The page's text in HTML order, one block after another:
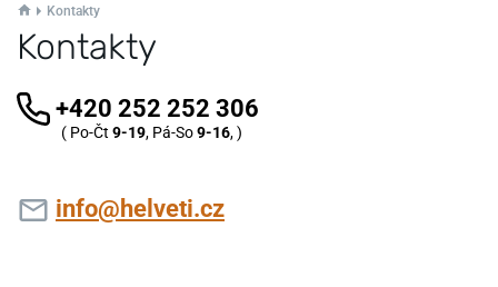
Kontakty
Kontakty
+420 252 252 306
( Po-Čt 9-19, Pá-So9-16, )
info@helveti.cz